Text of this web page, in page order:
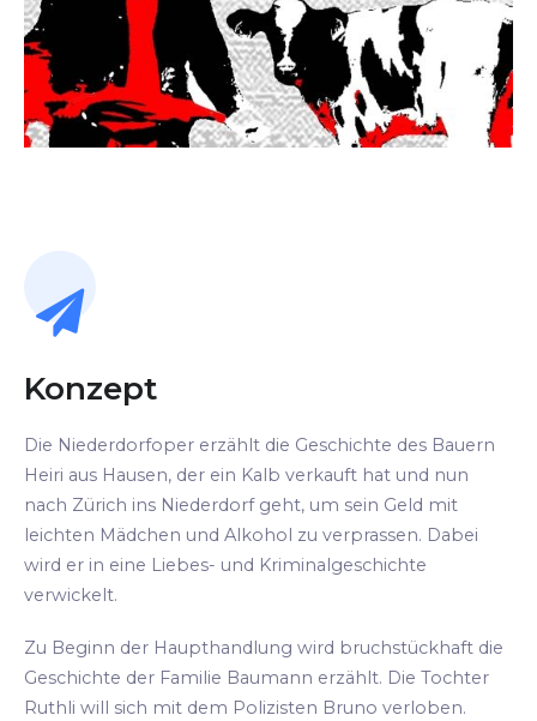
Konzept
Die Niederdorfoper erzählt die Geschichte des Bauern
Heiri aus Hausen, der ein Kalb verkauft hat und nun
nach Zürich ins Niederdorf geht, um sein Geld mit
leichten Mädchen und Alkohol zu verprassen. Dabei
wird er in eine Liebes- und Kriminalgeschichte
verwickelt.
Zu Beginn der Haupthandlung wird bruchstückhaft die
Geschichte der Familie Baumann erzählt. Die Tochter
Ruthli will sich mit dem Polizisten Bruno verloben.